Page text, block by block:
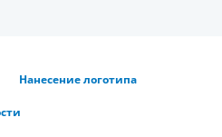
Нанесение логотипа